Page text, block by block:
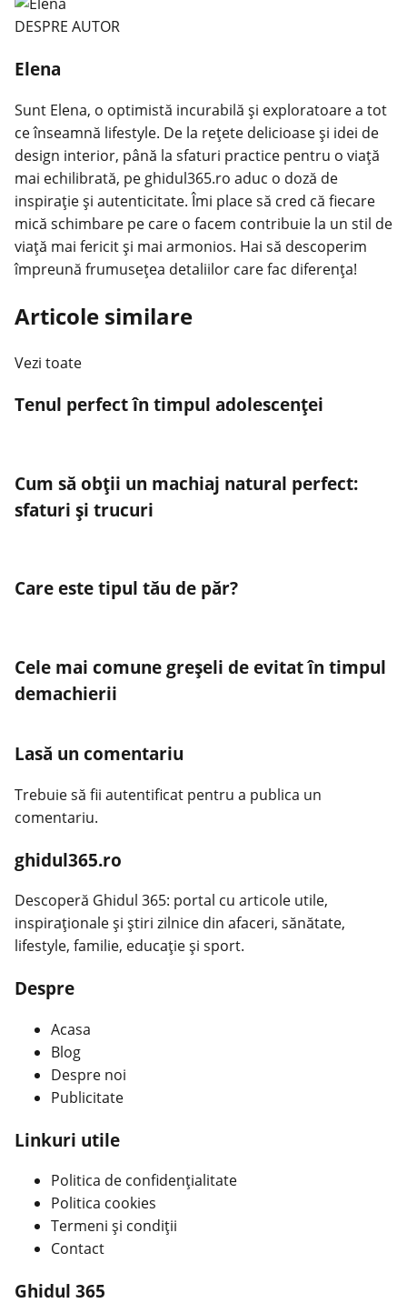
DESPRE AUTOR
Elena
Sunt Elena, o optimistă incurabilă și exploratoare a tot
ce înseamnă lifestyle. De la rețete delicioase și idei de
design interior, până la sfaturi practice pentru o viață
mai echilibrată, pe ghidul365.ro aduc o doză de
inspirație și autenticitate. Îmi place să cred că fiecare
mică schimbare pe care o facem contribuie la un stil de
viață mai fericit și mai armonios. Hai să descoperim
împreună frumusețea detaliilor care fac diferența!
Articole similare
Vezi toate
Tenul perfect în timpul adolescenței
Cum să obții un machiaj natural perfect:
sfaturi și trucuri
Care este tipul tău de păr?
Cele mai comune greșeli de evitat în timpul
demachierii
Lasă un comentariu
Trebuie să fii autentificat pentru a publica un
comentariu.
ghidul365.ro
Descoperă Ghidul 365: portal cu articole utile,
inspiraționale și știri zilnice din afaceri, sănătate,
lifestyle, familie, educație și sport.
Despre
Acasa
Blog
Despre noi
Publicitate
Linkuri utile
Politica de confidențialitate
Politica cookies
Termeni și condiții
Contact
Ghidul 365